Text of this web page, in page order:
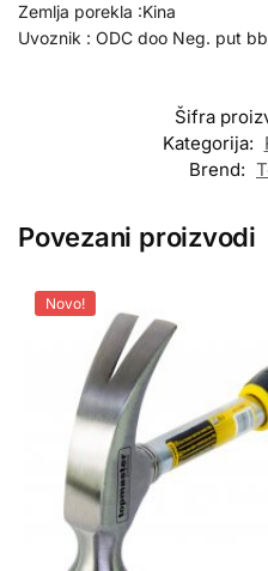
Zemlja porekla :Kina
Uvoznik : ODC doo Neg. put
Šifra
Kategorija:
Brend:
Povezani proizvodi
Novo!